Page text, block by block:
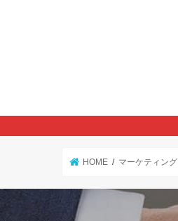
HOME マーケティング